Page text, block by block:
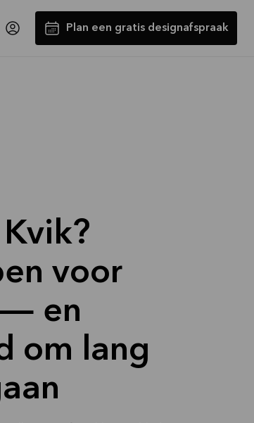
Plan een gratis designafspraak
Bekijk aanbieding
voor
en
om lang